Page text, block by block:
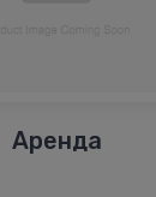
Аренда